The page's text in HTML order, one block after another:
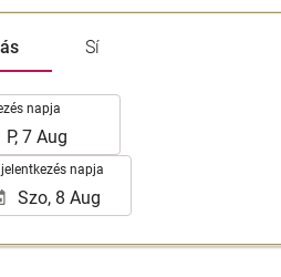
Sí
napja
napja